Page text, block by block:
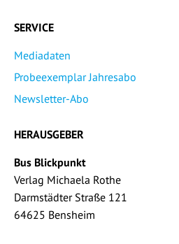
SERVICE
Mediadaten
Probeexemplar Jahresabo
Newsletter-Abo
HERAUSGEBER
Bus Blickpunkt
Verlag Michaela Rothe
Darmstädter Straße 121
64625 Bensheim